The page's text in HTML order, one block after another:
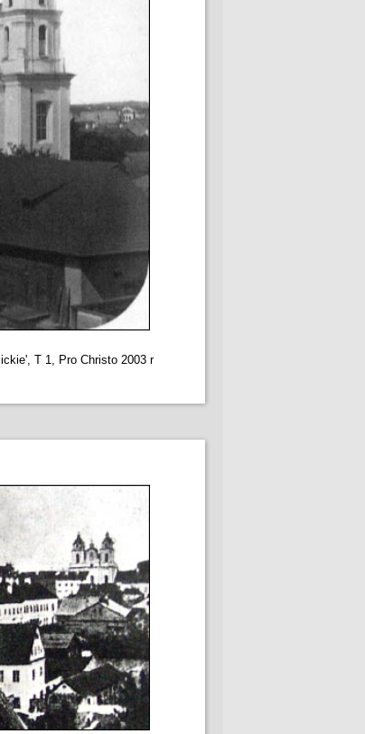
T 1, Pro Christo 2003 r